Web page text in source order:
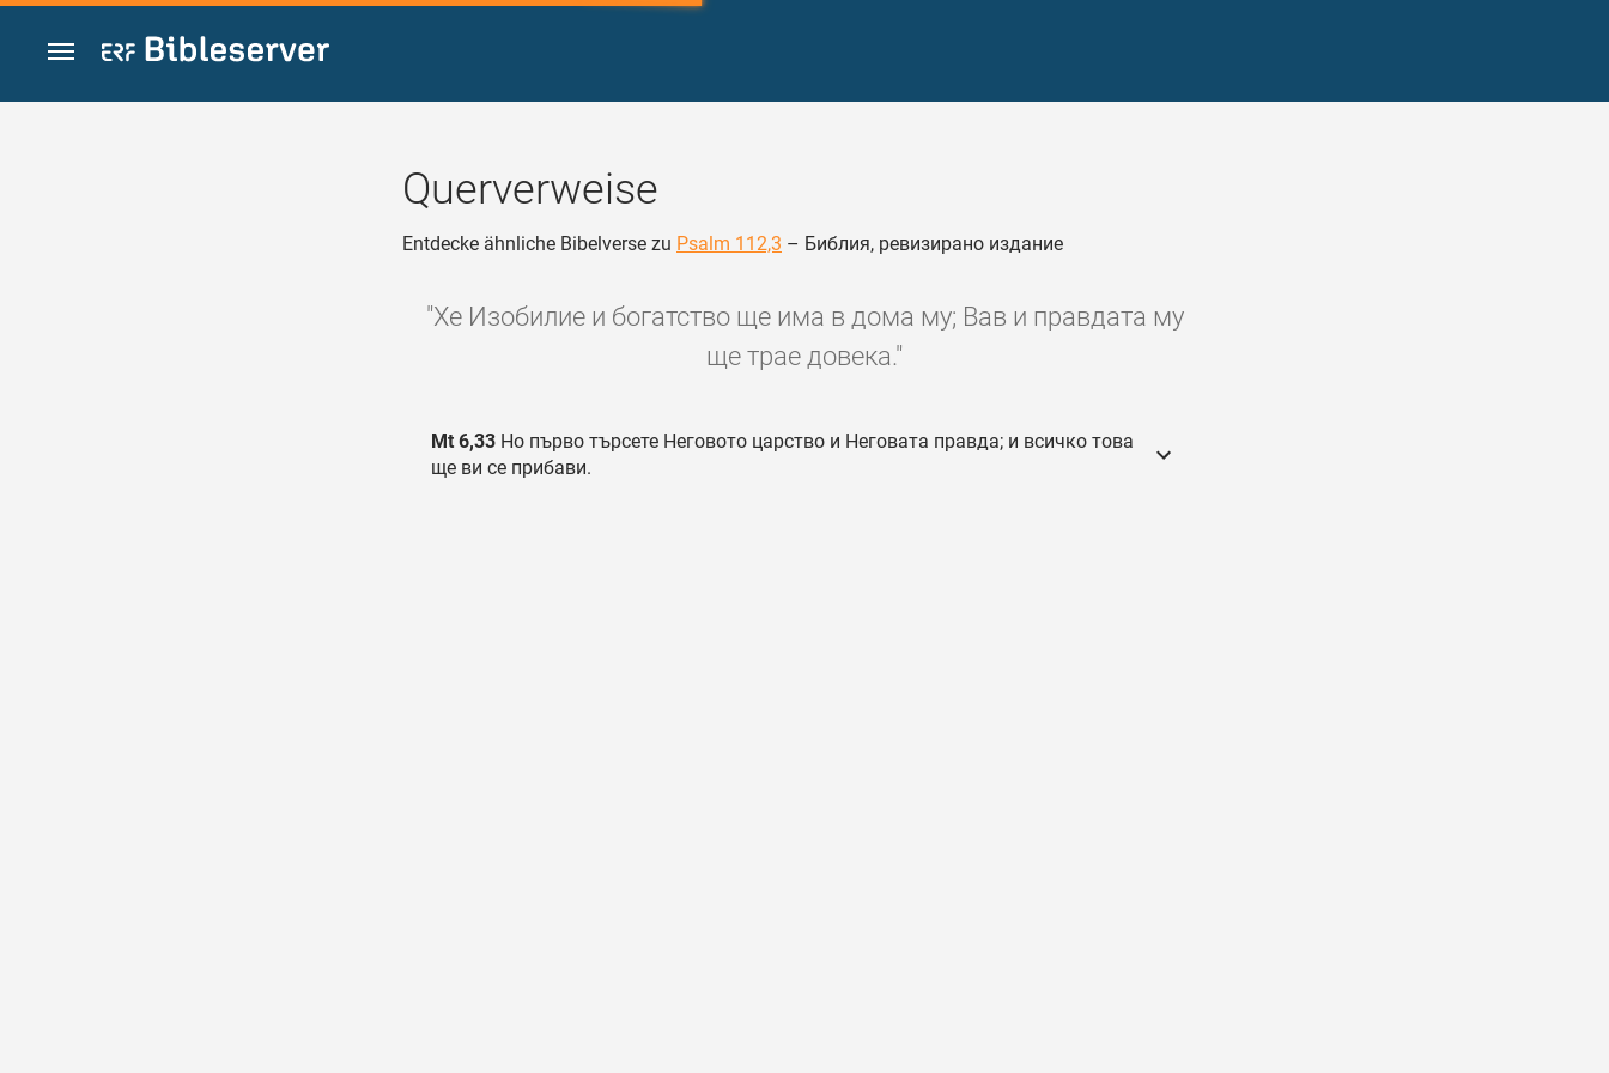
Zum Inhalt springen
Querverweise
Entdecke ähnliche Bibelverse zu Psalm 112,3 – Библия, ревизирано издание
"Хе Изобилие и богатство ще има в дома му; Вав и правдата му
ще трае довека."
Mt 6,33 Но първо търсете Неговото царство и Неговата правда; и всичко това
ще ви се прибави.